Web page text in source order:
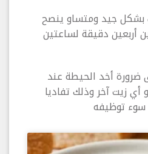
جيد ومتساو ينصح
أربعين دقيقة لساعتين
ضرورة أخد الحيطة عند
أي زيت آخر وذلك تفاديا